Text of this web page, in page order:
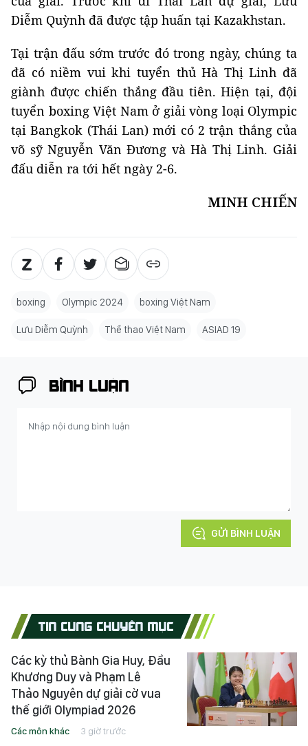
Diễm Quỳnh đã được tập huấn tại Kazakhstan.
Tại trận đấu sớm trước đó trong ngày, chúng ta
đã có niềm vui khi tuyển thủ Hà Thị Linh đã
giành được chiến thắng đầu tiên. Hiện tại, đội
tuyển boxing Việt Nam ở giải vòng loại Olympic
tại Bangkok (Thái Lan) mới có 2 trận thắng của
võ sỹ Nguyễn Văn Đương và Hà Thị Linh. Giải
đấu diễn ra tới hết ngày 2-6.
MINH CHIẾN
boxing Olympic 2024 boxing Việt Nam
Lưu Diễm Quỳnh Thể thao Việt Nam ASIAD 19
BÌNH LUẬN
GỬI BÌNH LUẬN
TIN CÙNG CHUYÊN MỤC
Các kỳ thủ Bành Gia Huy, Đầu
Khương Duy và Phạm Lê
Thảo Nguyên dự giải cờ vua
thế giới Olympiad 2026
Các môn khác 3 giờ trước